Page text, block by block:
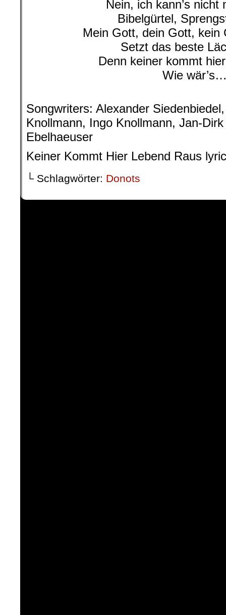
Nein, ich kann’s nicht
Bibelgürtel,
Mein Gott, dein Gott, kein
Setzt das beste
Denn keiner kommt
Wie
Songwriters: Alexander
Knollmann, Ingo Knollmann, Jan-
Ebelhaeuser
Keiner Kommt Hier Lebend Raus
└ Schlagwörter: Donots